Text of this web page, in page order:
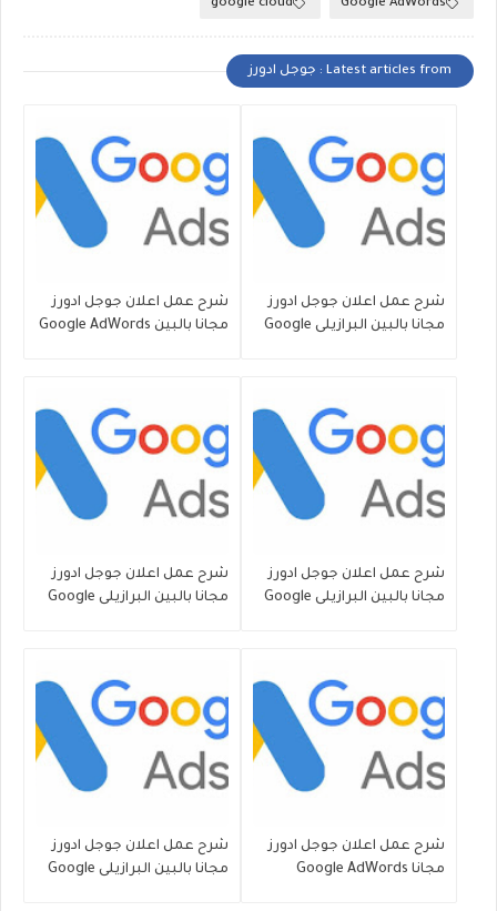
Google AdWords
google cloud
Latest articles from : جوجل ادورز
شرح عمل اعلان جوجل ادورز
مجانا بالبين البرازيلى Google
شرح عمل اعلان جوجل ادورز
مجانا بالبين Google AdWords
شرح عمل اعلان جوجل ادورز
مجانا بالبين البرازيلى Google
شرح عمل اعلان جوجل ادورز
مجانا بالبين البرازيلى Google
شرح عمل اعلان جوجل ادورز
مجانا Google AdWords
شرح عمل اعلان جوجل ادورز
مجانا بالبين البرازيلى Google